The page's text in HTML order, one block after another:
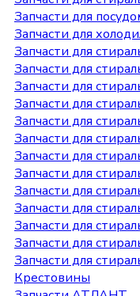
Запчасти для
Запчасти для
Запчасти для
Запчасти для
Запчасти для
Запчасти для
Запчасти для
Запчасти для
Запчасти для
Запчасти для
Запчасти для
Запчасти для
Запчасти для
Запчасти для
Запчасти для
Крестовины